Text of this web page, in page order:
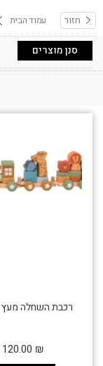
חזור עמוד הבית
סנן מוצרים
רכבת השחלה מעץ
120.00 ₪